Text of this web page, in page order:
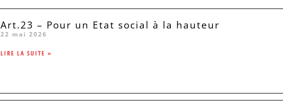
Art.23 – Pour un Etat social à la hauteur
22 mai 2026
LIRE LA SUITE »